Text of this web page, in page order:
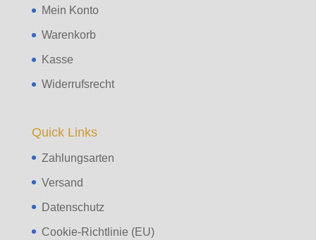
Mein Konto
Warenkorb
Kasse
Widerrufsrecht
Quick Links
Zahlungsarten
Versand
Datenschutz
Cookie-Richtlinie (EU)